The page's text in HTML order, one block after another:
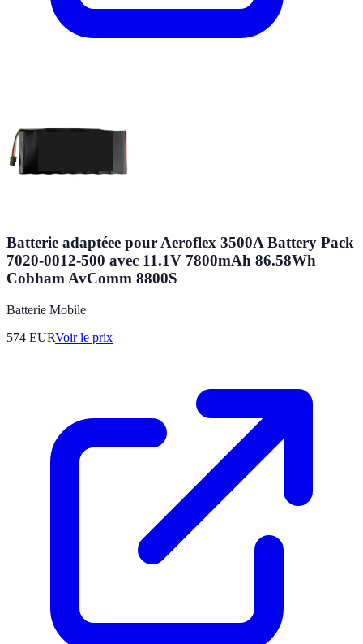
Batterie adaptéee pour Aeroflex 3500A Battery Pack
7020-0012-500 avec 11.1V 7800mAh 86.58Wh
Cobham AvComm 8800S
Batterie Mobile
574 EURVoir le prix